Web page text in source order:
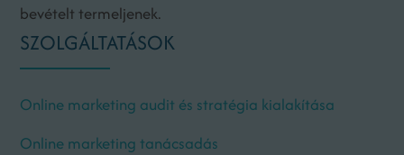
bevételt termeljenek.
SZOLGÁLTATÁSOK
Online marketing audit és stratégia kialakítása
Online marketing tanácsadás